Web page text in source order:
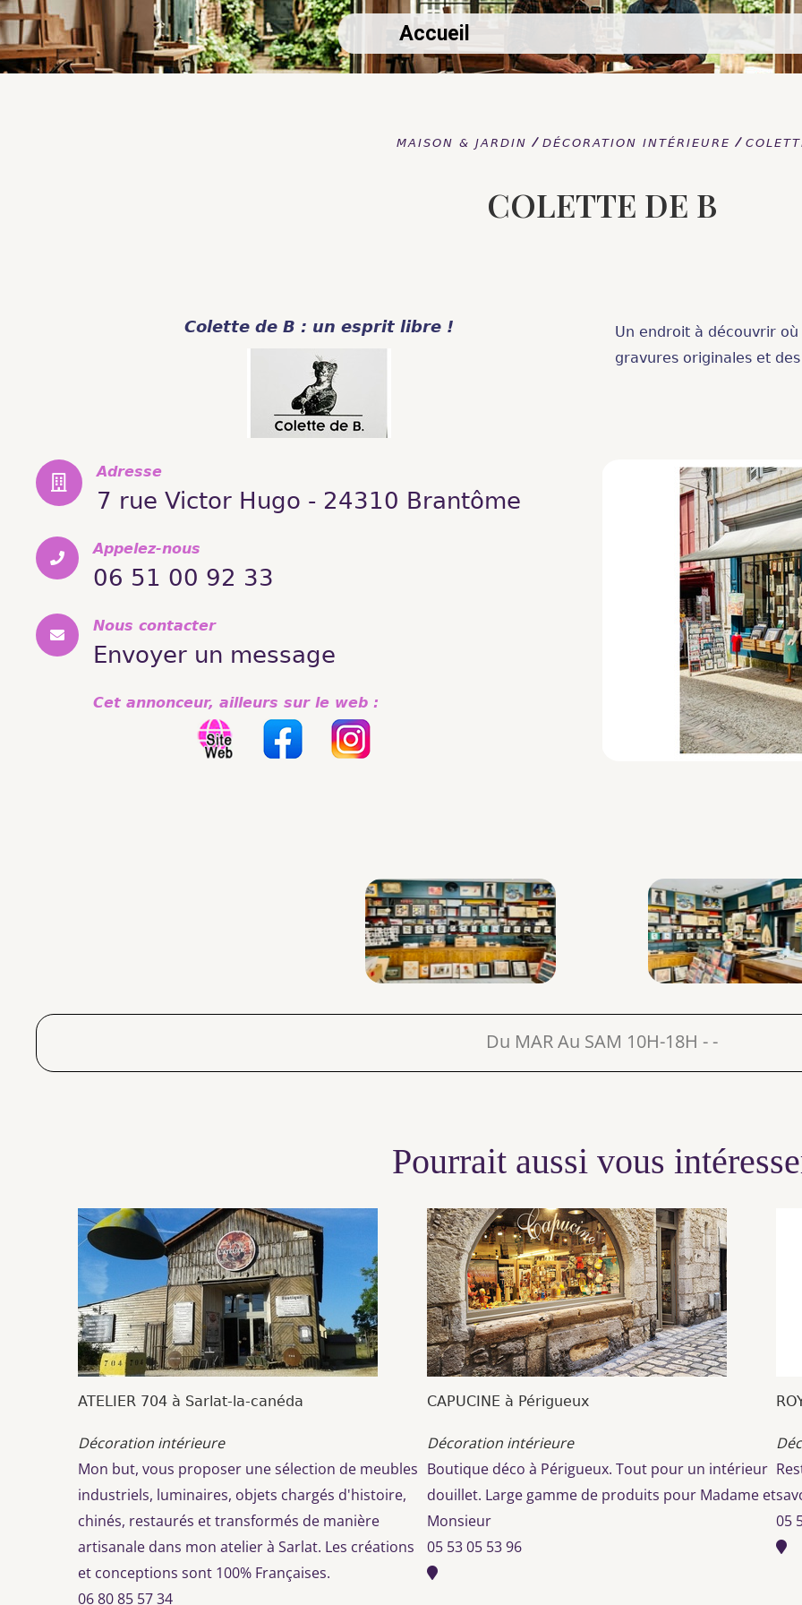
Accueil
Accueil
MAISON & JARDIN / DÉCORATION INTÉRIEURE /
COLETTE DE B
Colette de B : un esprit libre !
Un endroit à découvrir
gravures originales et
Adresse
7 rue Victor Hugo - 24310 Brantôme
Appelez-nous
06 51 00 92 33
Nous contacter
Envoyer un message
Cet annonceur, ailleurs sur le web :
Du MAR Au SAM 10H-18H - -
Pourrait aussi vous
ATELIER 704 à Sarlat-la-canéda
Décoration intérieure
Mon but, vous proposer une sélection de meubles
industriels, luminaires, objets chargés d'histoire,
chinés, restaurés et transformés de manière
artisanale dans mon atelier à Sarlat. Les créations
et conceptions sont 100% Françaises.
06 80 85 57 34
CAPUCINE à Périgueux
Décoration intérieure
Boutique déco à Périgueux. Tout pour un intérieur
douillet. Large gamme de produits pour Madame et
Monsieur
05 53 05 53 96
05